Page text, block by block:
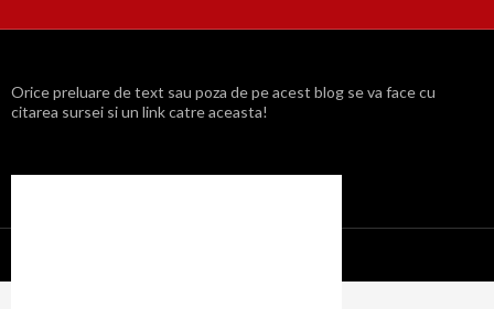
Orice preluare de text sau poza de pe acest blog se va face cu
citarea sursei si un link catre aceasta!